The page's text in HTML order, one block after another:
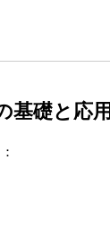
基礎と応用